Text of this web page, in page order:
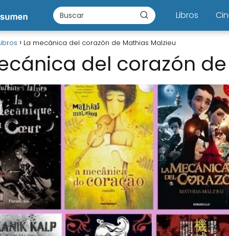
Libros
La mecánica del corazón de Mathias Malzieu
del corazón